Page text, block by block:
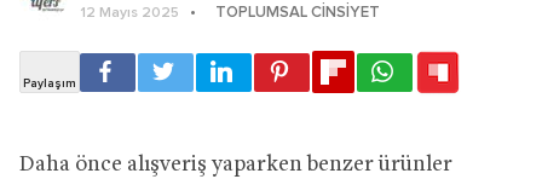
12 Mayıs 2025 TOPLUMSAL CINSIYET
Daha önce alışveriş yaparken benzer ürünler